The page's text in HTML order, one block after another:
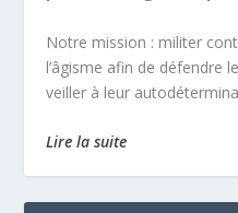
Notre mission : militer
l’âgisme afin de défendre
veiller à leur
Lire la suite